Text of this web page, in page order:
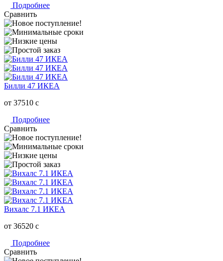
Подробнее
Сравнить
Билли 47 ИКЕА
от 37510 c
Подробнее
Сравнить
Вихалс 7.1 ИКЕА
от 36520 c
Подробнее
Сравнить